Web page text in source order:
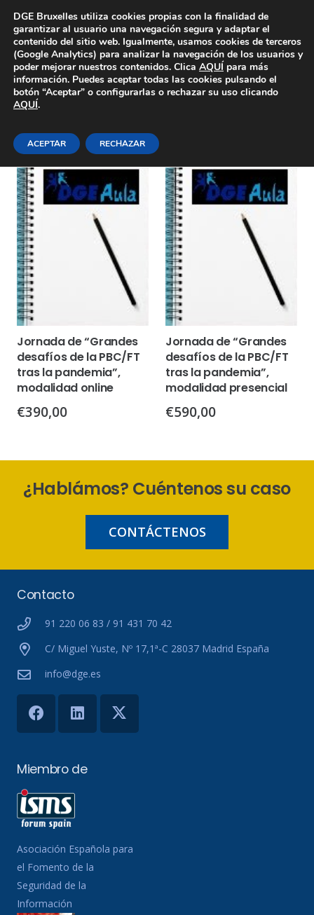
Área Privada
jueves 25 de noviembre de
2021
Jornada de “Grandes
desafíos de la PBC/FT
tras la pandemia”,
modalidad online
€390,00
Jornada de “Grandes
desafíos de la PBC/FT
tras la pandemia”,
modalidad presencial
€590,00
¿Hablámos? Cuéntenos su caso
CONTÁCTENOS
Contacto
91 220 06 83 / 91 431 70 42
C/ Miguel Yuste, Nº 17,1ª-C 28037 Madrid España
info@dge.es
Miembro de
Asociación Española para
el Fomento de la
Seguridad de la
Información
DGE Bruxelles utiliza cookies propias con la finalidad de
garantizar al usuario una navegación segura y adaptar el
contenido del sitio web. Igualmente, usamos cookies de terceros
(Google Analytics) para analizar la navegación de los usuarios y
poder mejorar nuestros contenidos. Clica AQUÍ para más
información. Puedes aceptar todas las cookies pulsando el
botón “Aceptar” o configurarlas o rechazar su uso clicando
AQUÍ.
ACEPTAR RECHAZAR